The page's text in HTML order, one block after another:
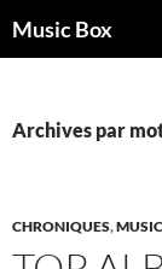
auMusic Box
Archives par
CHRONIQUES,